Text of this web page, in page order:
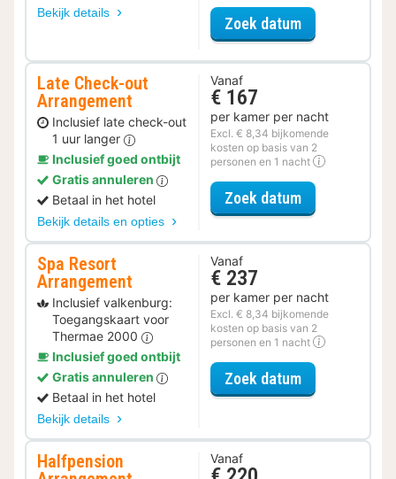
Bekijk details
Zoek datumvoor Parkeer
Late Check-out
Arrangement
Inclusief late check-out
1 uur langer
Inclusief goed ontbijt
Gratis annuleren
Betaal in het hotel
Bekijk details en opties
Vanaf
€ 167
per kamer per nacht
Excl. € 8,34 bijkomende
kosten op basis van 2
personen en 1 nacht
Zoek datumvoor Late
Spa Resort
Arrangement
Inclusief valkenburg:
Toegangskaart voor
Thermae 2000
Inclusief goed ontbijt
Gratis annuleren
Betaal in het hotel
Bekijk details
Vanaf
€ 237
per kamer per nacht
Excl. € 8,34 bijkomende
kosten op basis van 2
personen en 1 nacht
Zoek datumvoor Spa
Halfpension
Vanaf